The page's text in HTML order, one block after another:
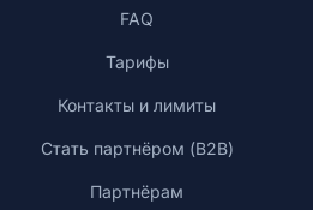
FAQ
Тарифы
Контакты и лимиты
Стать партнёром (B2B)
Партнёрам